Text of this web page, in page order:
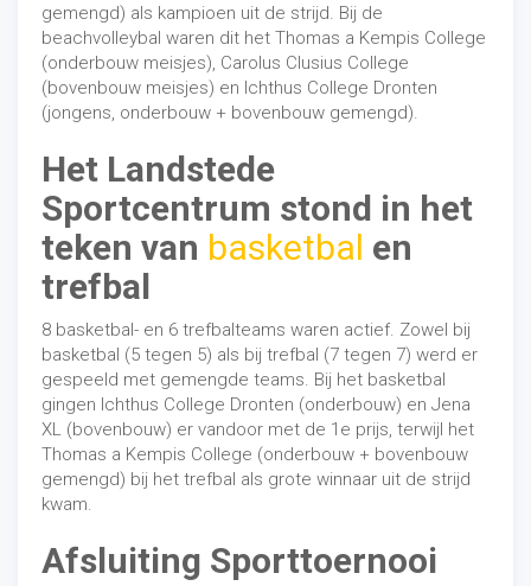
gemengd) als kampioen uit de strijd. Bij de
beachvolleybal waren dit het Thomas a Kempis College
(onderbouw meisjes), Carolus Clusius College
(bovenbouw meisjes) en Ichthus College Dronten
(jongens, onderbouw + bovenbouw gemengd).
Het Landstede
Sportcentrum stond in het
teken van basketbal en
trefbal
8 basketbal- en 6 trefbalteams waren actief. Zowel bij
basketbal (5 tegen 5) als bij trefbal (7 tegen 7) werd er
gespeeld met gemengde teams. Bij het basketbal
gingen Ichthus College Dronten (onderbouw) en Jena
XL (bovenbouw) er vandoor met de 1e prijs, terwijl het
Thomas a Kempis College (onderbouw + bovenbouw
gemengd) bij het trefbal als grote winnaar uit de strijd
kwam.
Afsluiting Sporttoernooi